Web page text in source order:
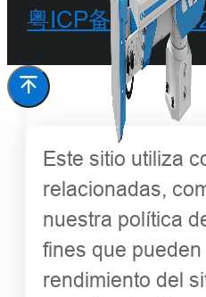
粤ICP备
Este sitio utiliza
relacionadas,
nuestra política
fines que pueden
rendimiento del